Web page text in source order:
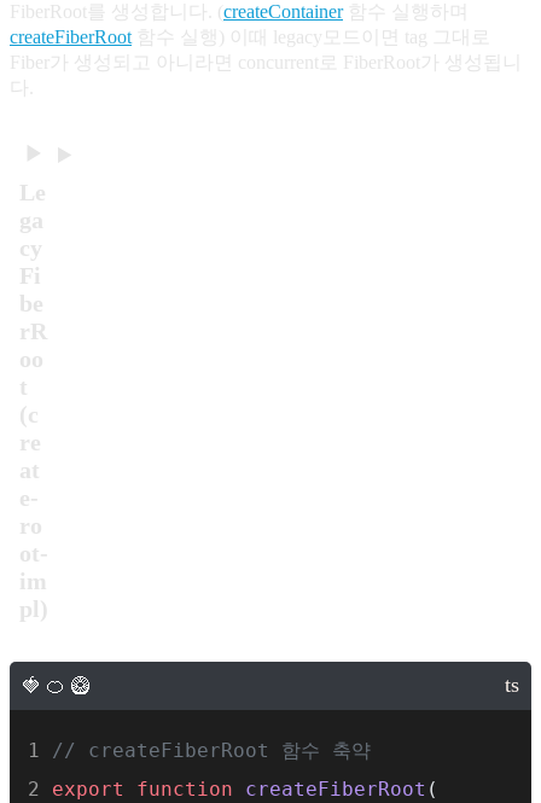
FiberRoot를 생성합니다. (createContainer함수 실행하며
createFiberRoot함수 실행) 이때 legacy모드이면 tag 그대로
Fiber가 생성되고 아니라면 concurrent로 FiberRoot가 생성됩니
다.
Le
ga
cy
Fi
be
rR
oo
t
(c
re
at
e-
ro
ot-
im
pl)
// createFiberRoot 함수 축약
export
function createFiberRoot (